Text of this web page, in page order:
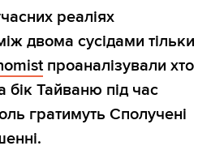
реаліях
двома сусідами тільки
проаналізували хто
бік Тайваню під час
гратимуть Сполучені